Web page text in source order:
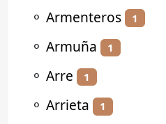
⚬ Armenteros 1
⚬ Armuña 1
⚬ Arre 1
⚬ Arrieta 1